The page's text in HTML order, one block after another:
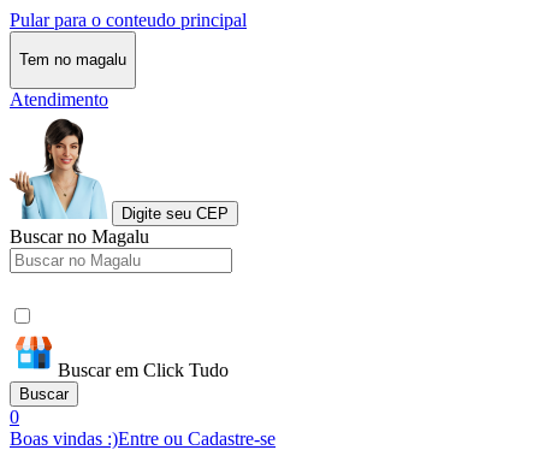
Pular para o conteudo principal
Tem no magalu
Atendimento
Digite seu CEP
Buscar no Magalu
Buscar em Click Tudo
Buscar
0
Boas vindas :)Entre ou Cadastre-se